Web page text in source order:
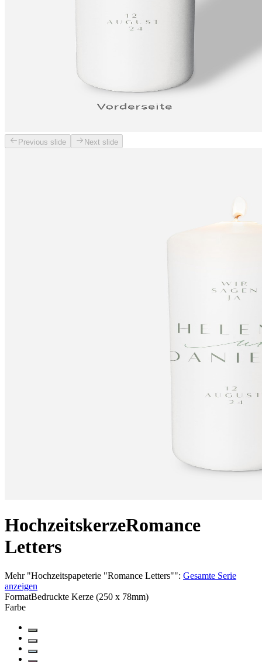
Previous slide Next slide
HochzeitskerzeRomance
Letters
Mehr"Hochzeitspapeterie "Romance Letters"": Gesamte Serie
anzeigen
FormatBedruckte Kerze (250 x 78mm)
Farbe